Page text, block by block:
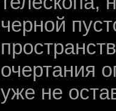
черной
очертания
уже не